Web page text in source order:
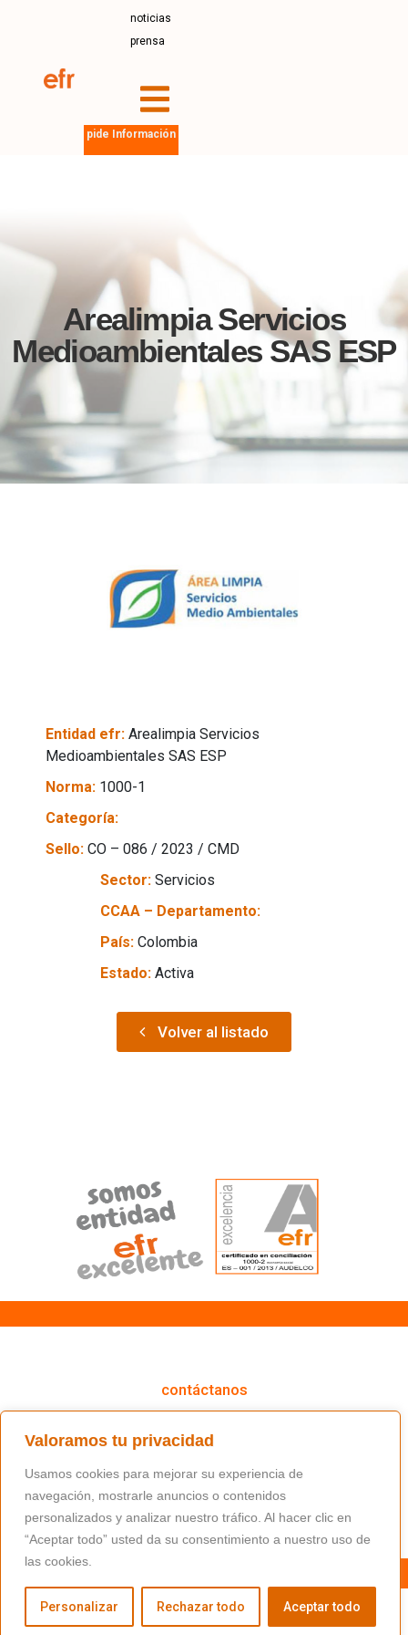
Valoramos tu privacidad
Usamos cookies para mejorar su experiencia de
navegación, mostrarle anuncios o contenidos
personalizados y analizar nuestro tráfico. Al hacer clic en
“Aceptar todo” usted da su consentimiento a nuestro uso de
las cookies.
Personalizar Rechazar todo Aceptar todo
noticias
prensa
pide Información
Arealimpia Servicios
Medioambientales SAS ESP
Entidad efr: Arealimpia Servicios
Medioambientales SAS ESP
Norma: 1000-1
Categoría:
Sello: CO – 086 / 2023 / CMD
Sector: Servicios
CCAA – Departamento:
País: Colombia
Estado: Activa
Volver al listado
contáctanos
(+34) 91 766 98 56 / fundacion@masfamilia.org
síguenos en nuestras redes sociales